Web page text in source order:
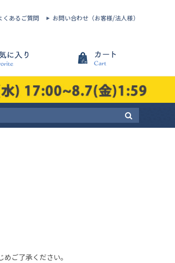
くあるご質問 お問い合わせ（お客様/法人様）
ご了承ください。